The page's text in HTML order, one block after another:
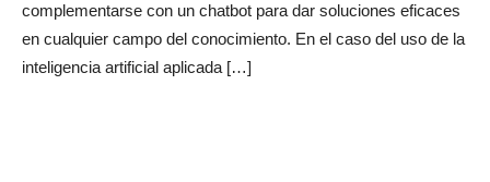
complementarse con un chatbot para dar soluciones eficaces
en cualquier campo del conocimiento. En el caso del uso de la
inteligencia artificial aplicada […]